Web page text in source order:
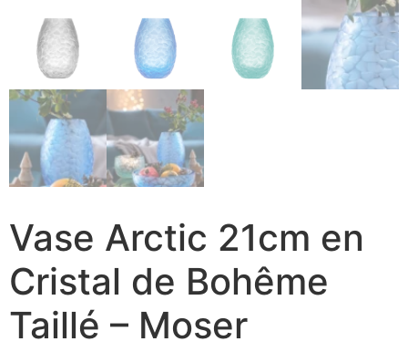
Vase Arctic 21cm en
Cristal de Bohême
Taillé – Moser